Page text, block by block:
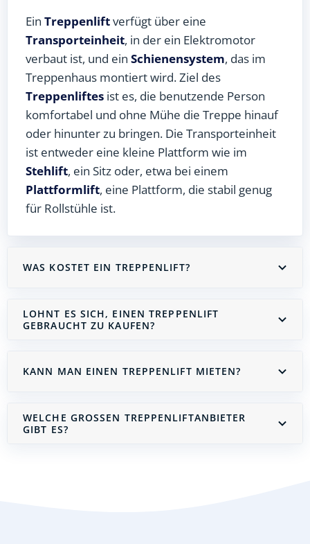
Ein Treppenliftverfügt über eine
Transporteinheit, in der ein Elektromotor
verbaut ist, und ein Schienensystem, das im
Treppenhaus montiert wird. Ziel des
Treppenliftes ist es, die benutzende Person
komfortabel und ohne Mühe die Treppe hinauf
oder hinunter zu bringen. Die Transporteinheit
ist entweder eine kleine Plattform wie im
Stehlift, ein Sitz oder, etwa bei einem
Plattformlift, eine Plattform, die stabil genug
für Rollstühle ist.
WAS KOSTET EIN TREPPENLIFT?
LOHNT ES SICH, EINEN TREPPENLIFT
GEBRAUCHT ZU KAUFEN?
KANN MAN EINEN TREPPENLIFT MIETEN?
WELCHE GROSSEN TREPPENLIFTANBIETER G
IBT ES?